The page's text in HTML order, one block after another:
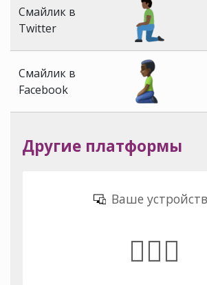
Смайлик в
Twitter
Смайлик в
Facebook
Другие платформы
Ваше
🧎🏿‍♂️